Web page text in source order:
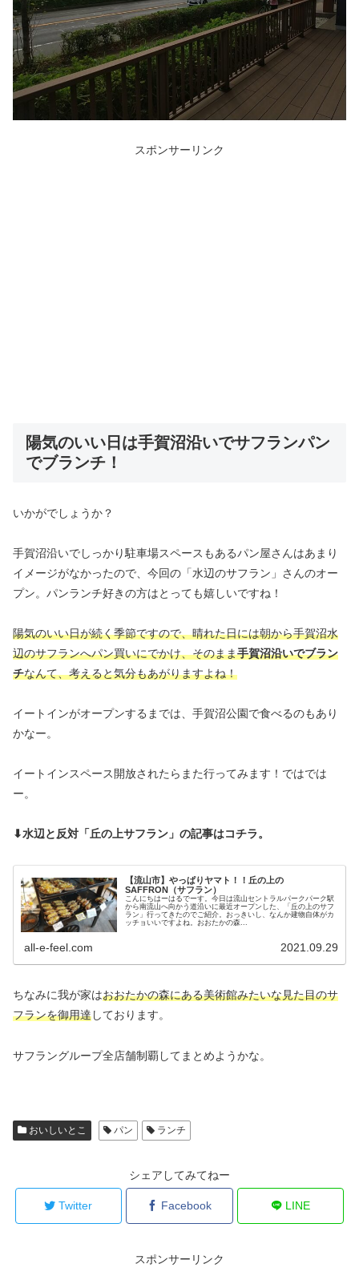
スポンサーリンク
陽気のいい日は手賀沼沿いでサフランパン
でブランチ！
いかがでしょうか？
手賀沼沿いでしっかり駐車場スペースもあるパン屋さんはあまり
イメージがなかったので、今回の「水辺のサフラン」さんのオー
プン。パンランチ好きの方はとっても嬉しいですね！
陽気のいい日が続く季節ですので、晴れた日には朝から手賀沼水
辺のサフランへパン買いにでかけ、そのまま手賀沼沿いでブラン
チなんて、考えると気分もあがりますよね！
イートインがオープンするまでは、手賀沼公園で食べるのもあり
かなー。
イートインスペース開放されたらまた行ってみます！ではでは
ー。
⬇水辺と反対「丘の上サフラン」の記事はコチラ。
【流山市】やっぱりヤマト！！丘の上の
SAFFRON（サフラン）
こんにちはーはるでーす。今日は流山セントラルパークパーク駅
から南流山へ向かう道沿いに最近オープンした、「丘の上のサフ
ラン」行ってきたのでご紹介。おっきいし、なんか建物自体がカ
ッチョいいですよね。おおたかの森...
all-e-feel.com 2021.09.29
ちなみに我が家はおおたかの森にある美術館みたいな見た目のサ
フランを御用達しております。
サフラングループ全店舗制覇してまとめようかな。
おいしいとこ パン ランチ
シェアしてみてねー
Twitter Facebook LINE
スポンサーリンク